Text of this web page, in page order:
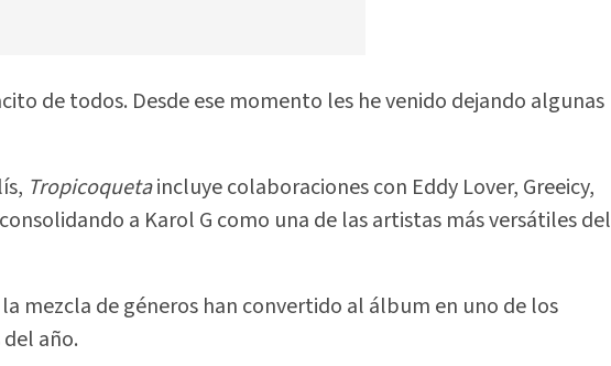
de todos. Desde ese momento les he venido dejando algunas
Tropicoquetaincluye colaboraciones con Eddy Lover, Greeicy,
a Karol G como una de las artistas más versátiles del
mezcla de géneros han convertido al álbum en uno de los
año.